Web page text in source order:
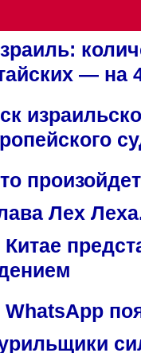
— на
Лех
WhatsApp